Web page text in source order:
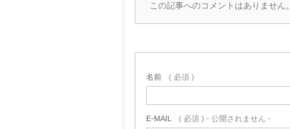
この記事へのコメントはありません。
名前 ( 必須 )
E-MAIL ( 必須 ) - 公開されません -